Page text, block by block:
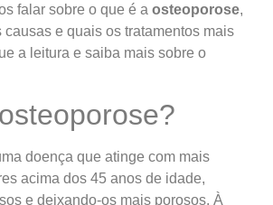
falar sobre o que é a osteoporose,
e quais os tratamentos mais
a leitura e saiba mais sobre o
doença que atinge com mais
acima dos 45 anos de idade,
e deixando-os mais porosos. À